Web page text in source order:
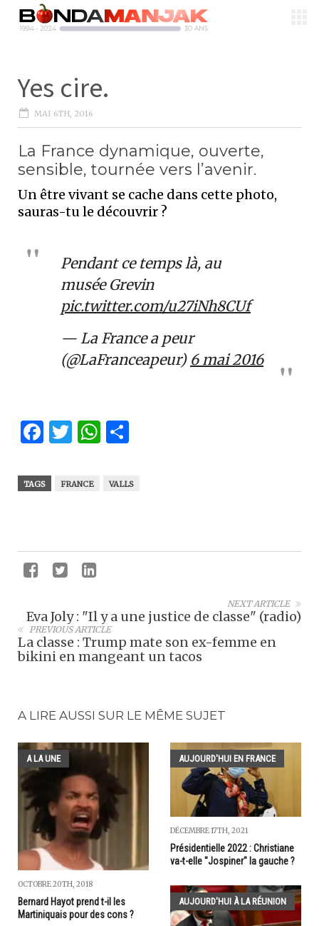
Yes cire.
MAI 6TH, 2016
La France dynamique, ouverte,
sensible, tournée vers l’avenir.
Un être vivant se cache dans cette photo,
sauras-tu le découvrir ?
Pendant ce temps là, au
musée Grevin
pic.twitter.com/u27iNh8CUf
— La France a peur
(@LaFranceapeur) 6 mai 2016
Facebook
Twitter
WhatsApp
TAGS FRANCE VALLS
NEXT ARTICLE
Eva Joly : "Il y a une justice de classe" (radio)
PREVIOUS ARTICLE
La classe : Trump mate son ex-femme en
bikini en mangeant un tacos
A LIRE AUSSI SUR LE MÊME SUJET
A LA UNE
OCTOBRE 20TH, 2018
Bernard Hayot prend t-il les
Martiniquais pour des cons ?
AUJOURD'HUI EN FRANCE
DÉCEMBRE 17TH, 2021
Présidentielle 2022 : Christiane
va-t-elle "Jospiner" la gauche ?
AUJOURD'HUI À LA RÉUNION